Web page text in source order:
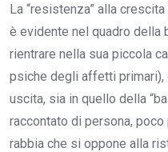
La “resistenza” alla
è evidente nel quadro della
rientrare nella sua piccola
psiche degli affetti
uscita, sia in quello della
raccontato di persona,
rabbia che si oppone alla